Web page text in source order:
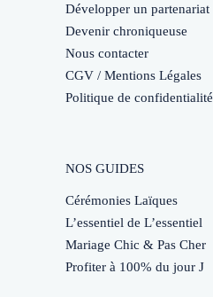
Développer un partenariat
Devenir chroniqueuse
Nous contacter
CGV / Mentions Légales
Politique de confidentialité
NOS GUIDES
Cérémonies Laïques
L’essentiel de L’essentiel
Mariage Chic & Pas Cher
Profiter à 100% du jour J